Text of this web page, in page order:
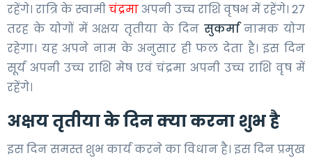
रहेंगे। रात्रि के स्वामीचंद्रमाअपनी उच्च राशि वृषभ में रहेंगे। 27
तरह के योगों में अक्षय तृतीया के दिन सुकर्मा नामक योग
रहेगा। यह अपने नाम के अनुसार ही फल देता है। इस दिन
सूर्य अपनी उच्च राशि मेष एवं चंद्रमा अपनी उच्च राशि वृष में
रहेंगे।
अक्षय तृतीया के दिन क्या करना शुभ है
इस दिन समस्त शुभ कार्य करने का विधान है। इस दिन प्रमुख